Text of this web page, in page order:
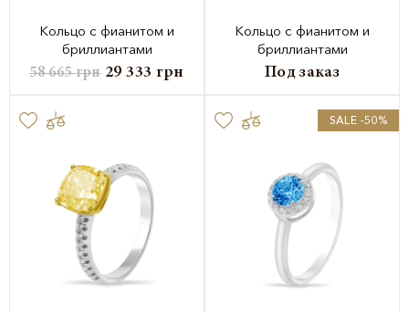
Кольцо с фианитом и
бриллиантами
58 665грн 29 333 грн
Кольцо с фианитом и
бриллиантами
Под заказ
SALE -50%